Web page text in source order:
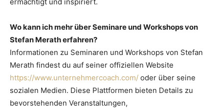
Wo kann ich mehr über Seminare und Workshops von
Stefan Merath erfahren?
Informationen zu Seminaren und Workshops von Stefan
Merath findest du auf seiner offiziellen Website
https://www.unternehmercoach.com/ oder über seine
sozialen Medien. Diese Plattformen bieten Details zu
bevorstehenden Veranstaltungen,